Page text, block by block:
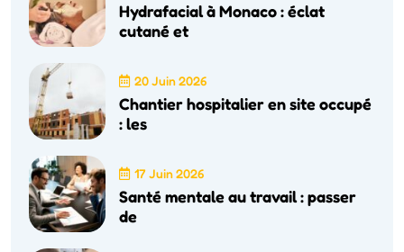
Hydrafacial à Monaco : éclat
cutané et
20 Juin 2026
Chantier hospitalier en site occupé
: les
17 Juin 2026
Santé mentale au travail : passer
de